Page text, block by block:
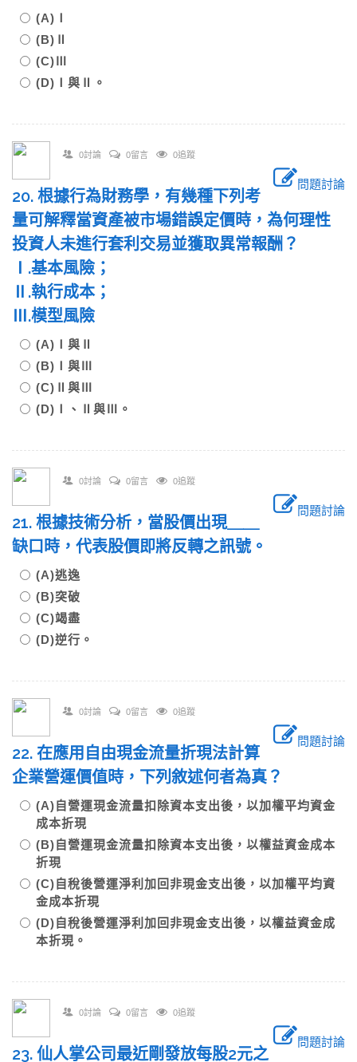
(A)Ⅰ
(B)Ⅱ
(C)Ⅲ
(D)Ⅰ與Ⅱ。
0討論 0留言 0追蹤
問題討論
20. 根據行為財務學，有幾種下列考
量可解釋當資產被市場錯誤定價時，為何理性
投資人未進行套利交易並獲取異常報酬？
Ⅰ.基本風險；
Ⅱ.執行成本；
Ⅲ.模型風險
(A)Ⅰ與Ⅱ
(B)Ⅰ與Ⅲ
(C)Ⅱ與Ⅲ
(D)Ⅰ、Ⅱ與Ⅲ。
0討論 0留言 0追蹤
問題討論
21. 根據技術分析，當股價出現＿＿
缺口時，代表股價即將反轉之訊號。
(A)逃逸
(B)突破
(C)竭盡
(D)逆行。
0討論 0留言 0追蹤
問題討論
22. 在應用自由現金流量折現法計算
企業營運價值時，下列敘述何者為真？
(A)自營運現金流量扣除資本支出後，以加權平均資金
成本折現
(B)自營運現金流量扣除資本支出後，以權益資金成本
折現
(C)自稅後營運淨利加回非現金支出後，以加權平均資
金成本折現
(D)自稅後營運淨利加回非現金支出後，以權益資金成
本折現。
0討論 0留言 0追蹤
問題討論
23. 仙人掌公司最近剛發放每股2元之